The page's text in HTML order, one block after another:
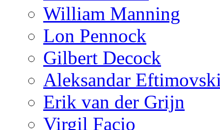
William Manning
Lon Pennock
Gilbert Decock
Aleksandar
Erik van der Grijn
Virgil Facio